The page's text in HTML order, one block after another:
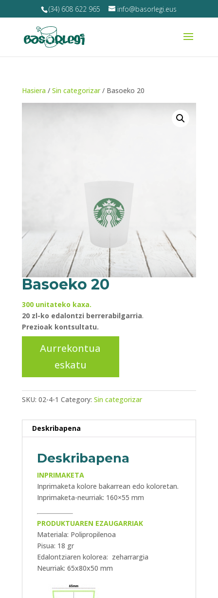
(34) 608 622 965 info@basorlegi.eus
Hasiera/ Sin categorizar/ Basoeko 20
Basoeko 20
300 unitateko kaxa.
20 zl-ko edalontzi berrerabilgarria.
Prezioak kontsultatu.
SKU: 02-4-1 Category: Sin categorizar
Deskribapena
Deskribapena
INPRIMAKETA
Inprimaketa kolore bakarrean edo koloretan.
Inprimaketa-neurriak: 160×55 mm
PRODUKTUAREN EZAUGARRIAK
Materiala: Polipropilenoa
Pisua: 18 gr
Edalontziaren kolorea: zeharrargia
Neurriak: 65x80x50 mm